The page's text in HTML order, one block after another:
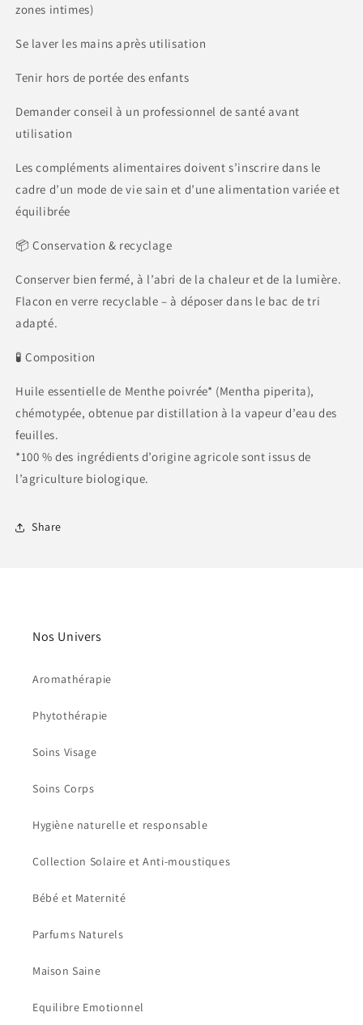
zones intimes)
Se laver les mains après utilisation
Tenir hors de portée des enfants
Demander conseil à un professionnel de santé avant
utilisation
Les compléments alimentaires doivent s’inscrire dans le
cadre d’un mode de vie sain et d’une alimentation variée et
équilibrée
📦 Conservation & recyclage
Conserver bien fermé, à l’abri de la chaleur et de la lumière.
Flacon en verre recyclable – à déposer dans le bac de tri
adapté.
🧪 Composition
Huile essentielle de Menthe poivrée* (Mentha piperita),
chémotypée, obtenue par distillation à la vapeur d’eau des
feuilles.
*100 % des ingrédients d’origine agricole sont issus de
l’agriculture biologique.
Share
Nos Univers
Aromathérapie
Phytothérapie
Soins Visage
Soins Corps
Hygiène naturelle et responsable
Collection Solaire et Anti-moustiques
Bébé et Maternité
Parfums Naturels
Maison Saine
Equilibre Emotionnel